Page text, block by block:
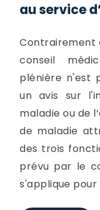
au service
Contrairement
conseil
plénière n'est
un avis sur
maladie ou de
de maladie
des trois
prévu par le
s'applique pour